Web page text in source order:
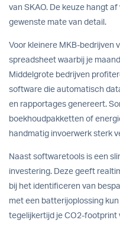
van SKAO. De keuze hangt
gewenste mate van detail.
Voor kleinere MKB-bedrijven
spreadsheet waarbij je
Middelgrote bedrijven
software die automatisch
en rapportages genereert.
boekhoudpakketten of
handmatig invoerwerk sterk
Naast softwaretools is een
investering. Deze geeft
bij het identificeren van
met een batterijoplossing
tegelijkertijd je CO2-footprint